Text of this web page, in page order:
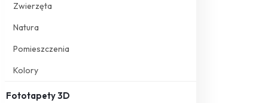
Zwierzęta
Natura
Pomieszczenia
Kolory
Fototapety 3D